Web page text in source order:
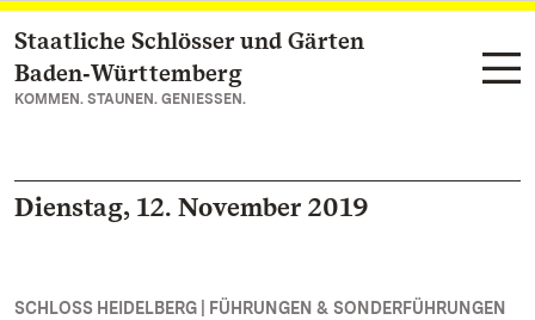
Zum Hauptinhalt springen
Staatliche Schlösser und Gärten
Baden‑Württemberg
KOMMEN. STAUNEN. GENIESSEN.
Dienstag, 12. November 2019
SCHLOSS HEIDELBERG | FÜHRUNGEN & SONDERFÜHRUNGEN